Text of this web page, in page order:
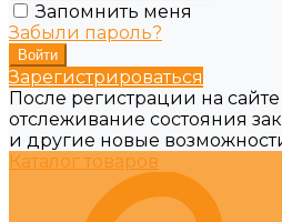
Запомнить меня
Забыли пароль?
Зарегистрироваться
После регистрации на
отслеживание состояния
и другие новые
Каталог товаров